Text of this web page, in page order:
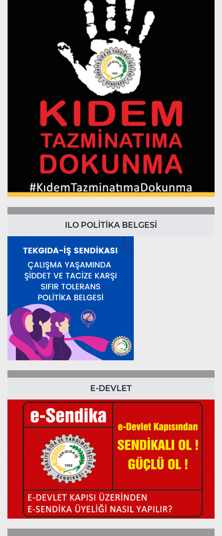
ILO POLİTİKA BELGESİ
E-DEVLET